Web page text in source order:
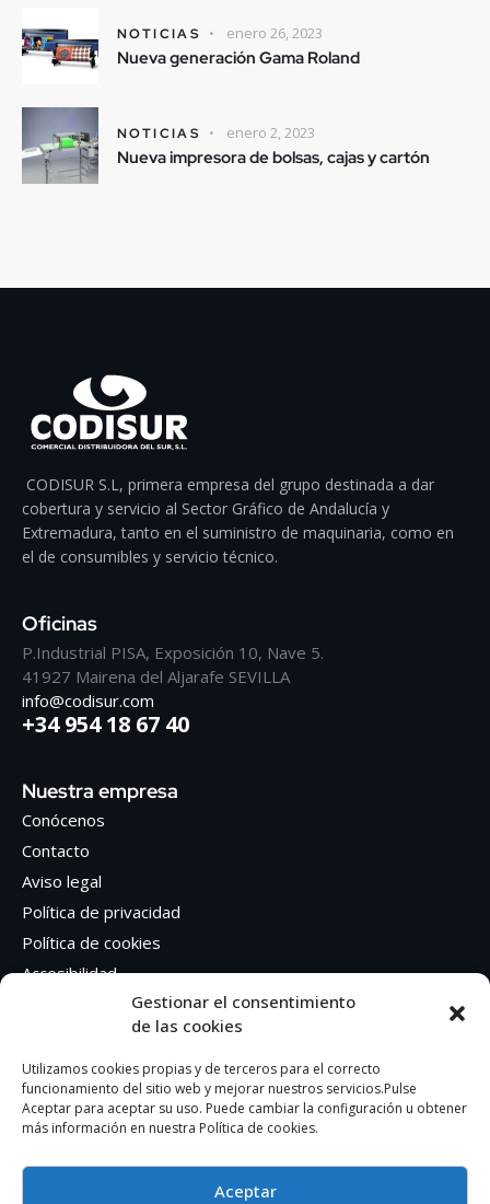
Gestionar el consentimiento
de las cookies
Utilizamos cookies propias y de terceros para el correcto
funcionamiento del sitio web y mejorar nuestros servicios.Pulse
Aceptar para aceptar su uso. Puede cambiar la configuración u obtener
más información en nuestra Política de cookies.
Aceptar
NOTICIAS enero 26, 2023
Nueva generación Gama Roland
NOTICIAS enero 2, 2023
Nueva impresora de bolsas, cajas y cartón
CODISUR S.L, primera empresa del grupo destinada a dar
cobertura y servicio al Sector Gráfico de Andalucía y
Extremadura, tanto en el suministro de maquinaria, como en
el de consumibles y servicio técnico.
Oficinas
P.Industrial PISA, Exposición 10, Nave 5.
41927 Mairena del Aljarafe SEVILLA
info@codisur.com
+34 954 18 67 40
Nuestra empresa
Conócenos
Contacto
Aviso legal
Política de privacidad
Política de cookies
Accesibilidad
Síguenos en Redes sociales
Facebook
Instagram